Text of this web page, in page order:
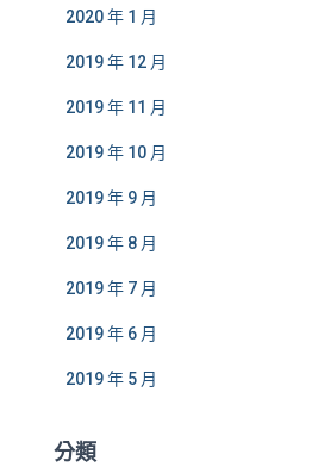
2020 年 1 月
2019 年 12 月
2019 年 11 月
2019 年 10 月
2019 年 9 月
2019 年 8 月
2019 年 7 月
2019 年 6 月
2019 年 5 月
分類